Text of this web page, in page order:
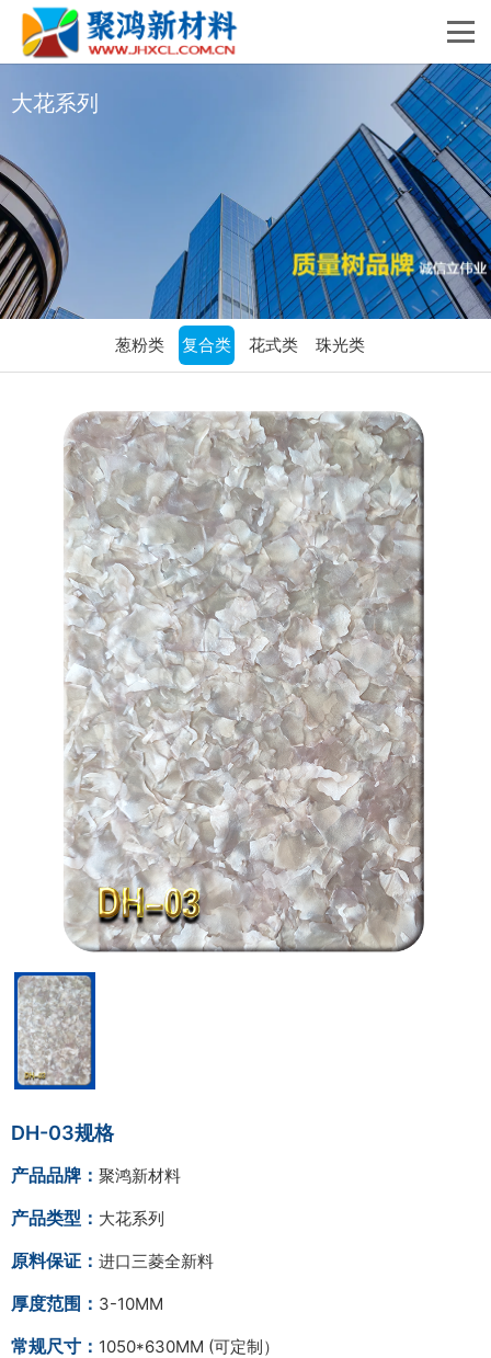
大花系列
葱粉类 复合类 花式类 珠光类
DH-03规格
产品品牌： 聚鸿新材料
产品类型： 大花系列
原料保证： 进口三菱全新料
厚度范围： 3-10MM
常规尺寸： 1050*630MM (可定制）